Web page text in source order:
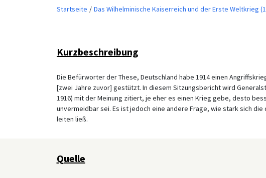
Startseite Das Wilhelminische Kaiserreich und der Erste Weltkrieg
Kurzbeschreibung
Die Befürworter der These, Deutschland habe 1914 einen
[zwei Jahre zuvor] gestützt. In diesem Sitzungsbericht wird
1916) mit der Meinung zitiert, je eher es einen Krieg gebe, desto
unvermeidbar sei. Es ist jedoch eine andere Frage, wie stark sich
leiten ließ.
Quelle